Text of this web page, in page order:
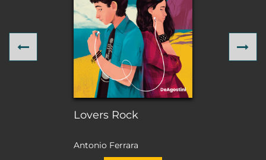
Lovers Rock
Antonio Ferrara
Previous